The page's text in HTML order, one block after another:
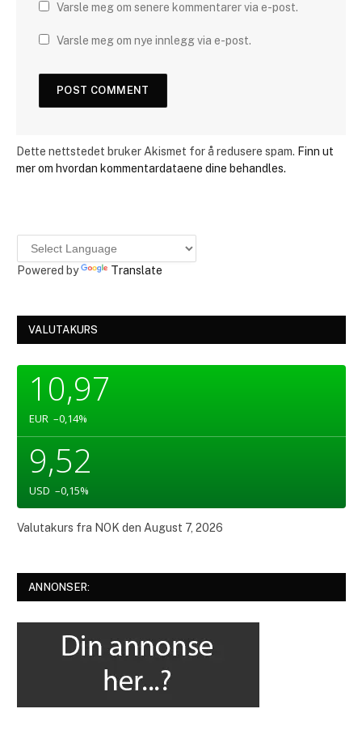
Varsle meg om senere kommentarer via e-post.
Varsle meg om nye innlegg via e-post.
Dette nettstedet bruker Akismet for å redusere spam. Finn ut
mer om hvordan kommentardataene dine behandles.
Powered by Translate
VALUTAKURS
10,97
EUR –0,14%
9,52
USD –0,15%
Valutakurs fra NOKden August 7, 2026
ANNONSER: